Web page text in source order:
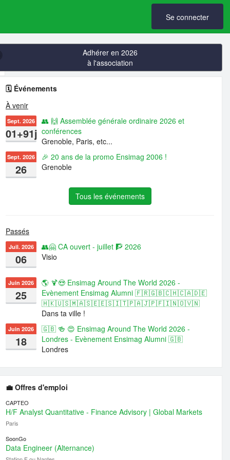
Se connecter
Adhérer en 2026
à l'association
🗓️ Événements
À venir
Sept. 2026
01+91j
👥 🙌 Assemblée générale ordinaire 2026 et
conférences
Grenoble, Paris, etc...
Sept. 2026
26
🎉 20 ans de la promo Ensimag 2006 !
Grenoble
Tous les événements
Passés
Juil. 2026
06
👥🤗 CA ouvert - juillet 🧗 2026
Visio
Juin 2026
25
🌎 🍹😍 Ensimag Around The World 2026 -
Evènement Ensimag Alumni 🇫🇷🇬🇧🇨🇭🇨🇦🇩🇪
🇭🇰🇺🇸🇲🇦🇸🇪🇪🇸🇮🇹🇵🇦🇯🇵🇫🇮🇳🇴🇻🇳
Dans ta ville !
Juin 2026
18
🇬🇧 🍻 😍 Ensimag Around The World 2026 -
Londres - Evènement Ensimag Alumni 🇬🇧
Londres
💼 Offres d'emploi
CAPTEO
H/F Analyst Quantitative - Finance Advisory | Global Markets
Paris
SoonGo
Data Engineer (Alternance)